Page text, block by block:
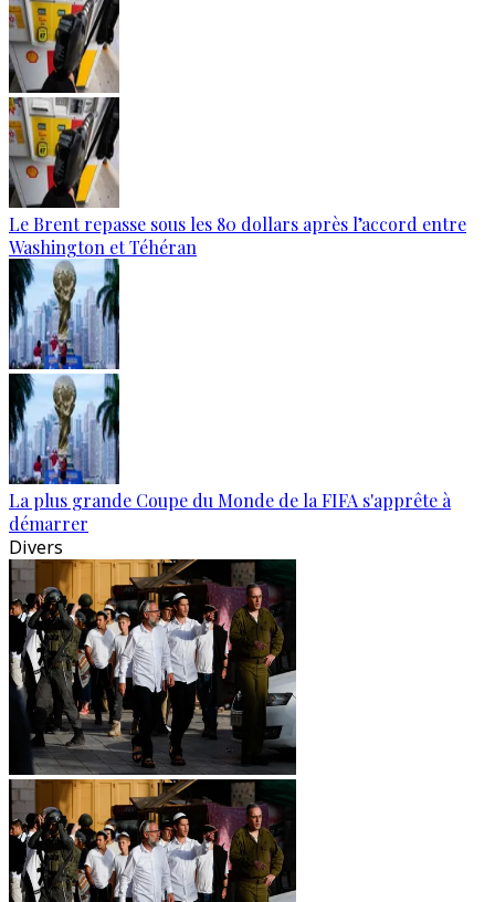
Le Brent repasse sous les 80 dollars après l’accord entre
Washington et Téhéran
La plus grande Coupe du Monde de la FIFA s'apprête à
démarrer
Divers